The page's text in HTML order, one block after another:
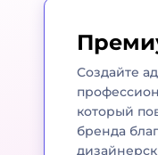
Создайте
который
бренда